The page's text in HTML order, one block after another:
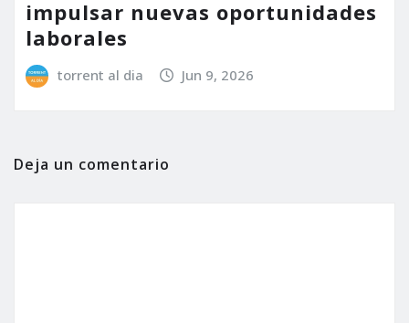
impulsar nuevas oportunidades
laborales
torrent al dia Jun 9, 2026
Deja un comentario